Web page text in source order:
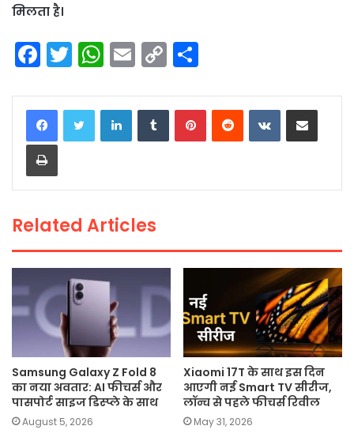
मिलता है।
F
a
c
e
b
o
k
T
w
itt
er
W
h
a
ts
p
E
m
ai
C
o
p
n
ar
LinkedInTumblrPinterestReddit VKontakteShare via Email
Print
Related Articles
Samsung Galaxy Z Fold 8
का नया अवतार: AI फीचर्स और
पासपोर्ट साइज डिस्प्ले के साथ
August 5, 2026
Xiaomi 17T के साथ इस दिन
आएगी नई Smart TV सीरीज,
लॉन्च से पहले फीचर्स रिवील
May 31, 2026